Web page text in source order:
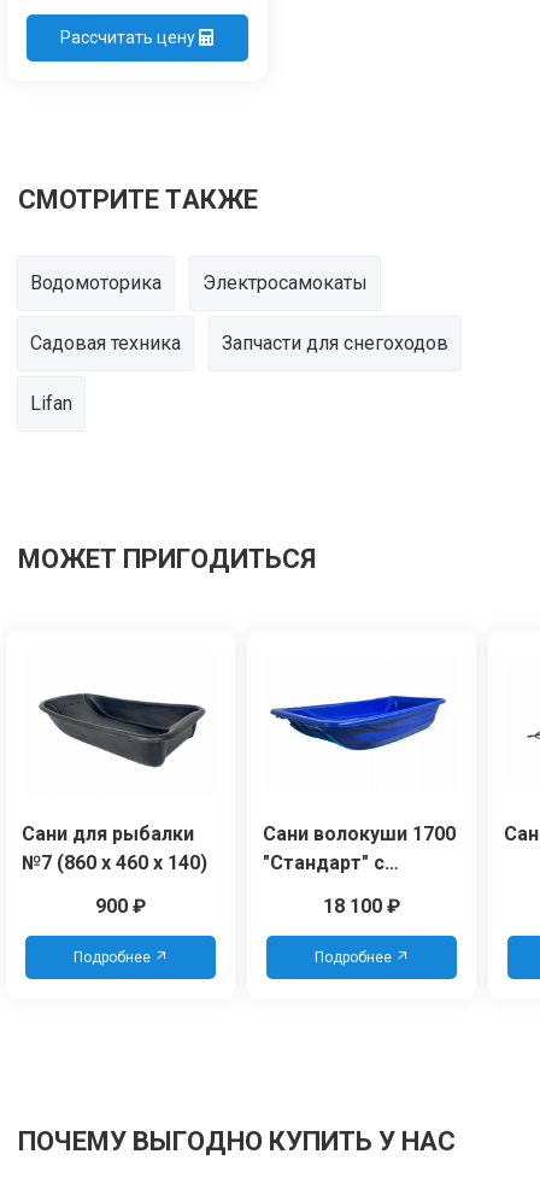
Рассчитать цену
СМОТРИТЕ ТАКЖЕ
Водомоторика Электросамокаты
Садовая техника Запчасти для снегоходов
Lifan
МОЖЕТ ПРИГОДИТЬСЯ
Сани для рыбалки
№7 (860 х 460 х 140)
900 ₽
Подробнее
Сани волокуши 1700
"Стандарт" с
18 100 ₽
Подробнее
ПОЧЕМУ ВЫГОДНО КУПИТЬ У НАС